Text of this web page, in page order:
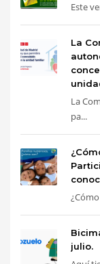
Este
La
La
pa...
julio.